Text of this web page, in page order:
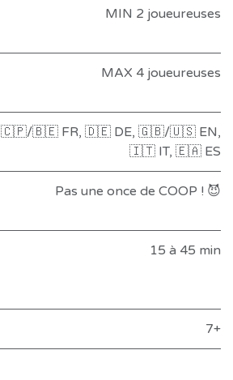
MIN 2 joueureuses
MAX 4 joueureuses
🇨🇵/🇧🇪 FR, 🇩🇪 DE, 🇬🇧/🇺🇸 EN,
🇮🇹 IT, 🇪🇦 ES
Pas une once de COOP ! 😈
15 à 45 min
7+